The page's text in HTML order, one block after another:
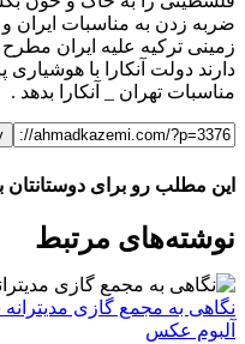
ضربه زدن به مناسبات ایران
زمینی ترکیه علیه ایران مطرح
دارند دولت آنکارا با
مناسبات تهران _ آنکارا بدهد .
این مطلب رو برای دوستانتان
FacebookX
LinkedIn
WhatsApp
Telegram
ایمیل
نوشته‌‌های مرتبط
نگاهی به مجمع گازی
آلبوم عکس